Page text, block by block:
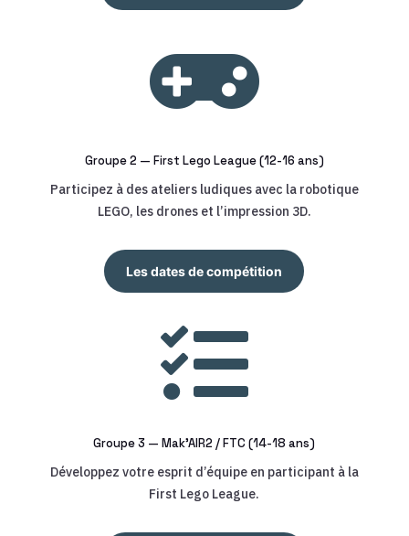

Groupe 2 — First Lego League (12-16 ans)
Participez à des ateliers ludiques avec la robotique
LEGO, les drones et l’impression 3D.
Les dates de compétition

Groupe 3 — Mak’AIR2 / FTC (14-18 ans)
Développez votre esprit d’équipe en participant à la
First Lego League.